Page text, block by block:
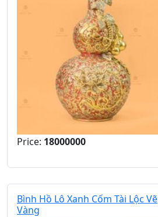
Price: 18000000
Bình Hồ Lô Xanh Cốm Tài Lộc Vẽ
Vàng